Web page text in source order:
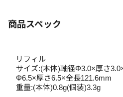
商品スペック
リフィル
サイズ:(本体)軸径Φ3.0×厚さ
Φ6.5×厚さ6.5×全長121.6mm
重量:(本体)0.8g(個装)3.3g